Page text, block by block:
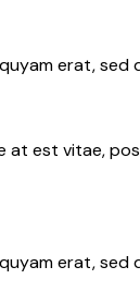
erat, sed
at est vitae,
erat, sed